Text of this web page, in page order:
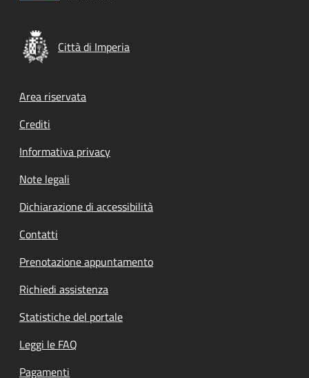
Città di Imperia
Footer menu
Area riservata
Crediti
Informativa privacy
Note legali
Dichiarazione di accessibilità
Contatti
Prenotazione appuntamento
Richiedi assistenza
Statistiche del portale
Leggi le FAQ
Pagamenti